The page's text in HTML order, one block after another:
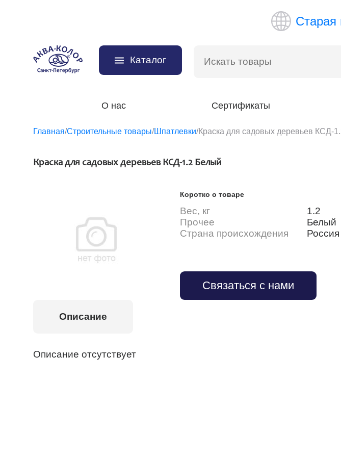
Старая
Каталог
О нас Сертификаты
Главная/Строительные товары/Шпатлевки/Краска для садовых деревьев КСД-
Краска для садовых деревьев КСД-1.2 Белый
Коротко о товаре
Вес, кг
1.2
Прочее
Белый
Страна происхождения
Россия
Связаться с нами
Описание
Описание отсутствует